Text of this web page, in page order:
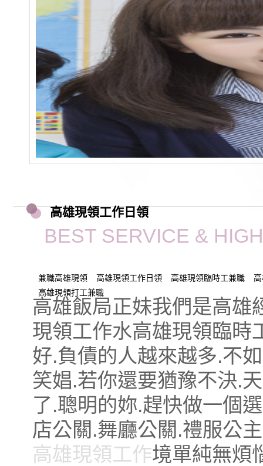
高雄現領工作日領
BEST SERVICE &
兼職高雄現領 高雄現領工作日領 高雄現領臨時工兼職
高雄現領打工兼職
高雄飯局正妹我們是高雄
現領工作水高雄現領臨時
好.負債的人越來越多.不
笑娼.若你還要猶豫不決.
了.聰明的妳.趕快做一個
店公關.舞廳公關.禮服公
高雄現領工作境單純無煩